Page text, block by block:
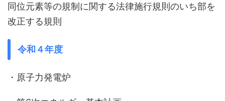
同位元素等の規制に関する法律施行規則のいち部を
改正する規則
令和４年度
・原子力発電炉